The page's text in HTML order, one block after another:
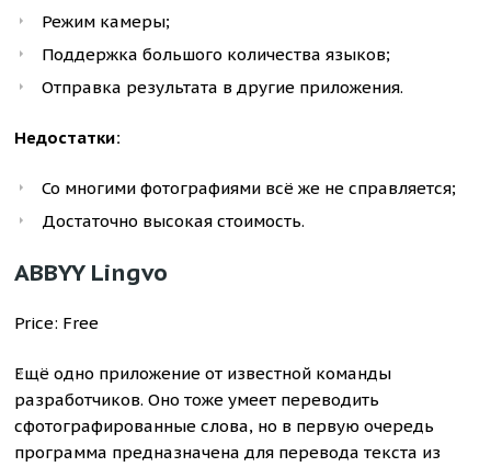
Режим камеры;
Поддержка большого количества языков;
Отправка результата в другие приложения.
Недостатки:
Со многими фотографиями всё же не справляется;
Достаточно высокая стоимость.
ABBYY Lingvo
Price: Free
Ещё одно приложение от известной команды
разработчиков. Оно тоже умеет переводить
сфотографированные слова, но в первую очередь
программа предназначена для перевода текста из